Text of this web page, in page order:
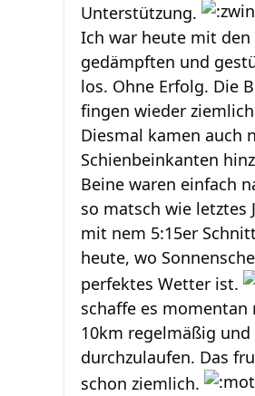
Unterstützung.
Ich war heute mit
gedämpften und
los. Ohne Erfolg. Die
fingen wieder
Diesmal kamen auch
Schienbeinkanten
Beine waren einfach
so matsch wie letztes
mit nem 5:15er
heute, wo
perfektes Wetter ist.
schaffe es
10km regelmäßig
durchzulaufen. Das
schon ziemlich.